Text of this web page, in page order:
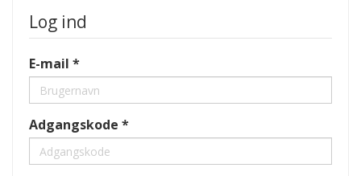
Log ind
E-mail
Adgangskode